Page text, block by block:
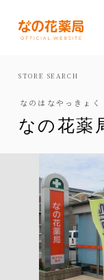
STORE SEARCH
なのはなやっきょ
なの花薬